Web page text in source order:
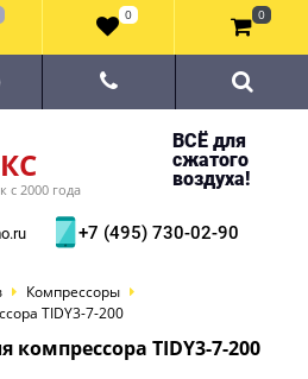
с 2000 года
ВСЁ для
сжатого
воздуха!
+7 (495) 730-02-90
Компрессоры
TIDY3-7-200
TIDY3-7-200
0 0